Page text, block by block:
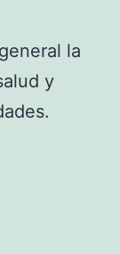
la
y